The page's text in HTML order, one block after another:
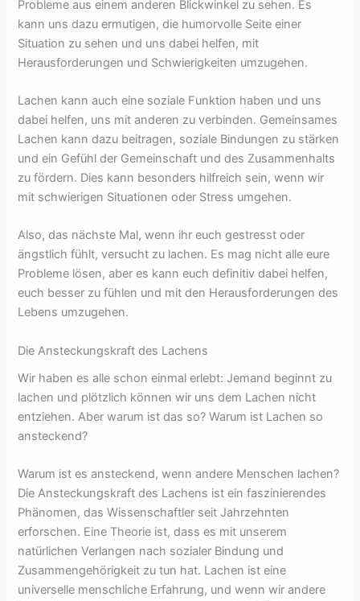
Probleme aus einem anderen Blickwinkel zu sehen. Es
kann uns dazu ermutigen, die humorvolle Seite einer
Situation zu sehen und uns dabei helfen, mit
Herausforderungen und Schwierigkeiten umzugehen.
Lachen kann auch eine soziale Funktion haben und uns
dabei helfen, uns mit anderen zu verbinden. Gemeinsames
Lachen kann dazu beitragen, soziale Bindungen zu stärken
und ein Gefühl der Gemeinschaft und des Zusammenhalts
zu fördern. Dies kann besonders hilfreich sein, wenn wir
mit schwierigen Situationen oder Stress umgehen.
Also, das nächste Mal, wenn ihr euch gestresst oder
ängstlich fühlt, versucht zu lachen. Es mag nicht alle eure
Probleme lösen, aber es kann euch definitiv dabei helfen,
euch besser zu fühlen und mit den Herausforderungen des
Lebens umzugehen.
Die Ansteckungskraft des Lachens
Wir haben es alle schon einmal erlebt: Jemand beginnt zu
lachen und plötzlich können wir uns dem Lachen nicht
entziehen. Aber warum ist das so? Warum ist Lachen so
ansteckend?
Warum ist es ansteckend, wenn andere Menschen lachen?
Die Ansteckungskraft des Lachens ist ein faszinierendes
Phänomen, das Wissenschaftler seit Jahrzehnten
erforschen. Eine Theorie ist, dass es mit unserem
natürlichen Verlangen nach sozialer Bindung und
Zusammengehörigkeit zu tun hat. Lachen ist eine
universelle menschliche Erfahrung, und wenn wir andere